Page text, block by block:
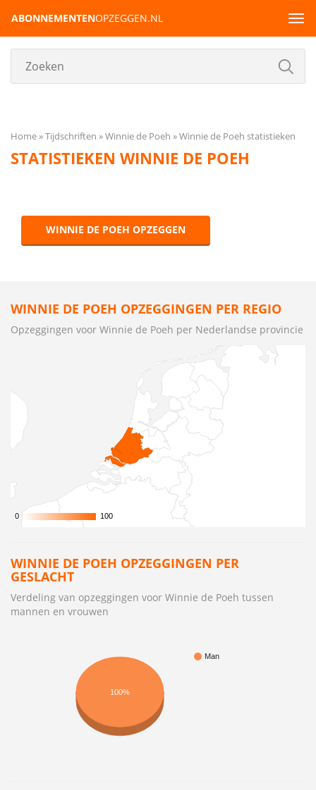
ABONNEMENTENOPZEGGEN.NL
Home Tijdschriften Winnie de Poeh Winnie de Poeh statistieken
STATISTIEKEN WINNIE DE POEH
WINNIE DE POEH OPZEGGEN
WINNIE DE POEH OPZEGGINGEN PER REGIO
Opzeggingen voor Winnie de Poeh per Nederlandse provincie
0
0 100
100
WINNIE DE POEH OPZEGGINGEN PER
GESLACHT
Verdeling van opzeggingen voor Winnie de Poeh tussen
mannen en vrouwen
Man
100%